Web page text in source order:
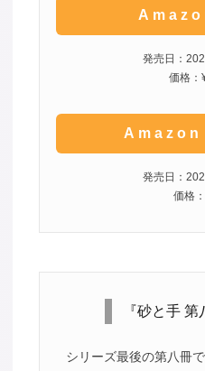
発売日：
価格：
Amazon
発売日：
価格
『砂と手 第
シリーズ最後の第八冊